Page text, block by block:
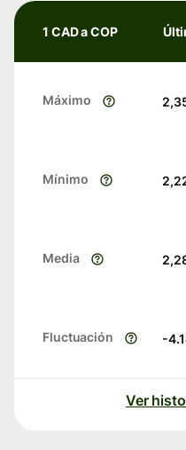
1 CAD a COP
Máximo
Mínimo
Media
Fluctuación -
Ver